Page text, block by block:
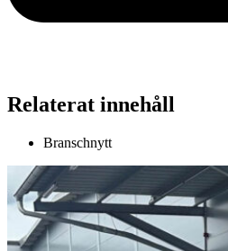
Relaterat innehåll
Branschnytt